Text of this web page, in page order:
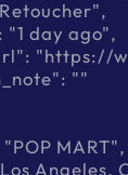
"Retoucher",
"1 day ago",
""
"POP MART",
"Los Angeles,